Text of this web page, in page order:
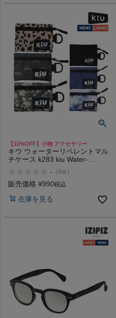
【10%OFF】小物 アクセサリー
キウ ウォーターリペレントマル
チケース k283 kiu Water-
- （0件 ）
販売価格 ¥990税込
在庫を見る